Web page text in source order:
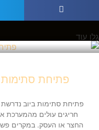
גלו עוד
פתיחת סתימות
פתיחת סתימות ביוב
חריגים עולים מהמערכת
החצר או העסק. במקרים